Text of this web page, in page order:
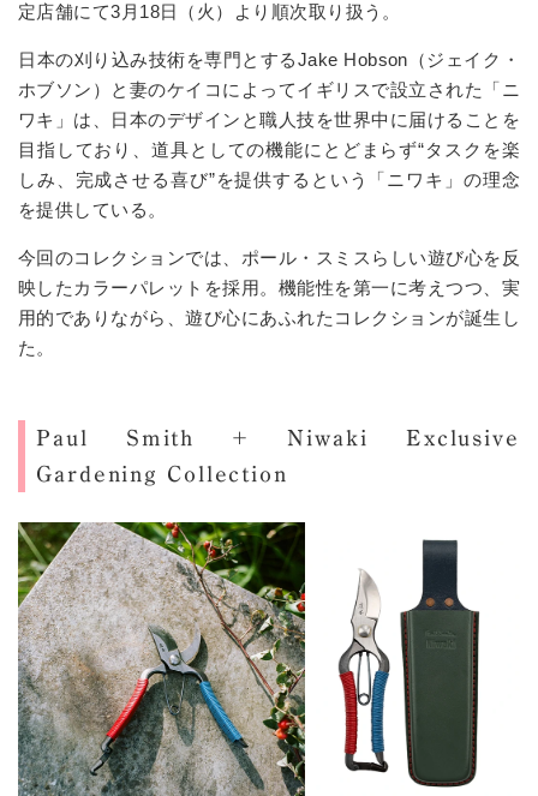
定店舗にて3月18日（火）より順次取り扱う。
日本の刈り込み技術を専門とするJake Hobson（ジェイク・
ホブソン）と妻のケイコによってイギリスで設立された「ニ
ワキ」は、日本のデザインと職人技を世界中に届けることを
目指しており、道具としての機能にとどまらず“タスクを楽
しみ、完成させる喜び”を提供するという「ニワキ」の理念
を提供している。
今回のコレクションでは、ポール・スミスらしい遊び心を反
映したカラーパレットを採用。機能性を第一に考えつつ、実
用的でありながら、遊び心にあふれたコレクションが誕生し
た。
Paul Smith + Niwaki Exclusive
Gardening Collection